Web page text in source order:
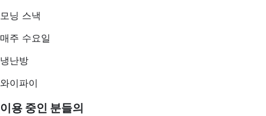
모닝 스낵
매주 수요일
냉난방
와이파이
이용 중인 분들의